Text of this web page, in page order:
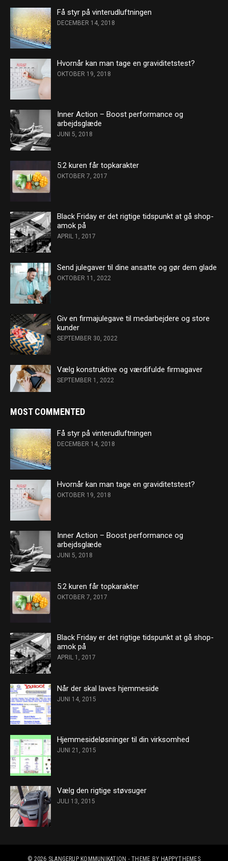
Få styr på vinterudluftningen
DECEMBER 14, 2018
Hvornår kan man tage en graviditetstest?
OKTOBER 19, 2018
Inner Action – Boost performance og
arbejdsglæde
JUNI 5, 2018
5:2 kuren får topkarakter
OKTOBER 7, 2017
Black Friday er det rigtige tidspunkt at gå shop-
amok på
APRIL 1, 2017
Send julegaver til dine ansatte og gør dem glade
OKTOBER 11, 2022
Giv en firmajulegave til medarbejdere og store
kunder
SEPTEMBER 30, 2022
Vælg konstruktive og værdifulde firmagaver
SEPTEMBER 1, 2022
MOST COMMENTED
Få styr på vinterudluftningen
DECEMBER 14, 2018
Hvornår kan man tage en graviditetstest?
OKTOBER 19, 2018
Inner Action – Boost performance og
arbejdsglæde
JUNI 5, 2018
5:2 kuren får topkarakter
OKTOBER 7, 2017
Black Friday er det rigtige tidspunkt at gå shop-
amok på
APRIL 1, 2017
Når der skal laves hjemmeside
JUNI 14, 2015
Hjemmesideløsninger til din virksomhed
JUNI 21, 2015
Vælg den rigtige støvsuger
JULI 13, 2015
© 2026 SLANGERUP KOMMUNIKATION - THEME BY HAPPYTHEMES